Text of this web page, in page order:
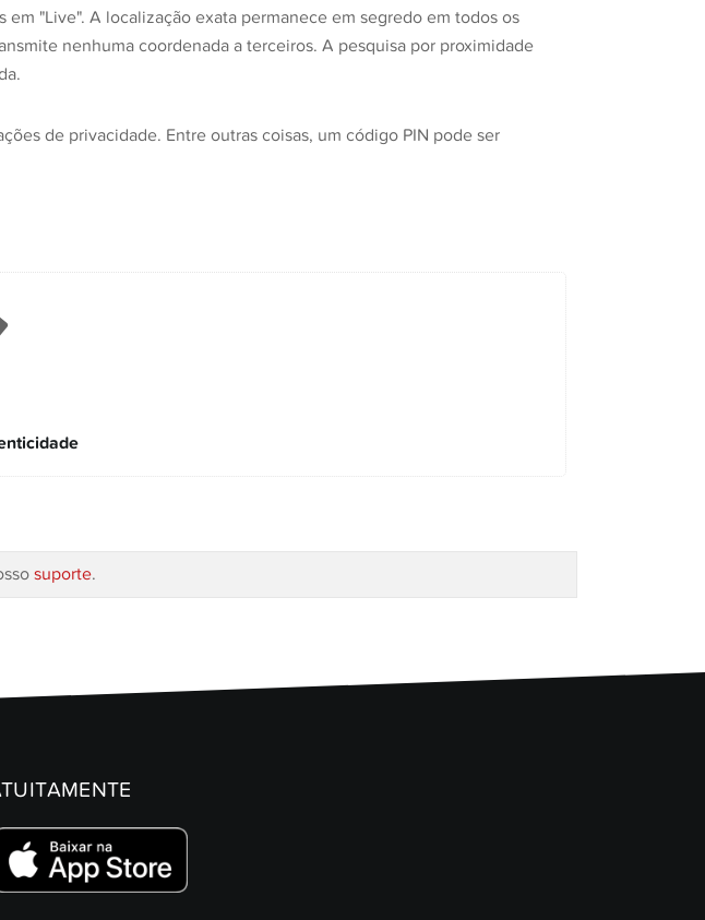
"Live". A localização exata permanece em segredo em todos os
nenhuma coordenada a terceiros. A pesquisa por proximidade
de privacidade. Entre outras coisas, um código PIN pode ser
suporte.